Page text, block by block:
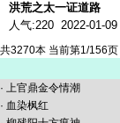
洪荒之太一证道路
人气:220 2022-01-09
共3270本 当前第1/156页
· 上官鼎金令情潮
· 血染枫红